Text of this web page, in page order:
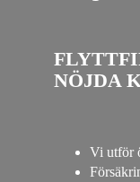
NÖJDA
Vi utför